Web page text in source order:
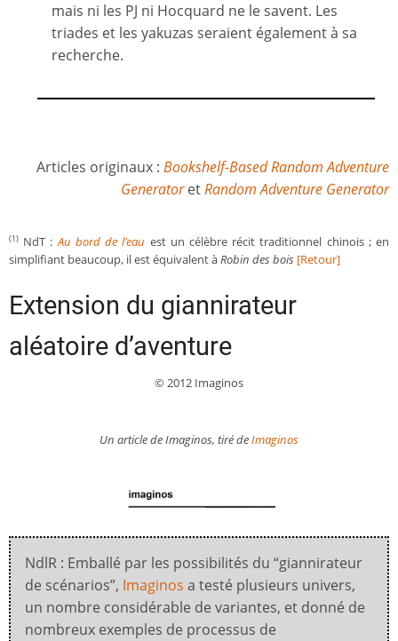
mais ni les PJ ni Hocquard ne le savent. Les
triades et les yakuzas seraient également à sa
recherche.
Articles originaux : Bookshelf-Based Random Adventure
GeneratoretRandom Adventure Generator
(1) NdT : Au bord de l’eau est un célèbre récit traditionnel chinois ; en
simplifiant beaucoup, il est équivalent àRobin des bois [Retour]
Extension du giannirateur
aléatoire d’aventure
© 2012 Imaginos
Un article de Imaginos, tiré deImaginos
NdlR : Emballé par les possibilités du “giannirateur
de scénarios”, Imaginos a testé plusieurs univers,
un nombre considérable de variantes, et donné de
nombreux exemples de processus de